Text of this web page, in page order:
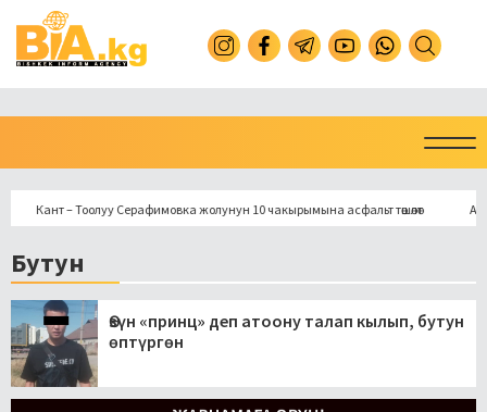
Кант – Тоолуу Серафимовка жолунун 10 чакырымына асфальт төшөлөт
Бутун
Өзүн «принц» деп атоону талап кылып, бутун
өптүргөн